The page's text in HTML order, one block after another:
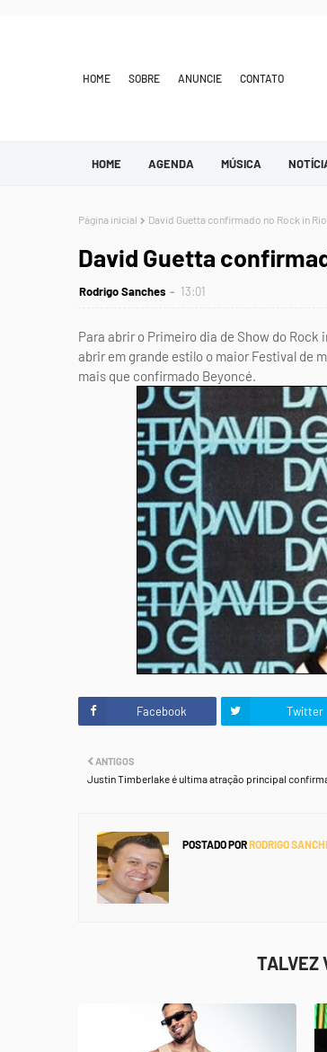
HOME SOBRE ANUNCIE CONTATO
HOME AGENDA MÚSICA
Página inicial David Guetta confirmado no Rock in Rio
David Guetta
Rodrigo Sanches 13:01
Para abrir o Primeiro dia de Show do Rock
abrir em grande estilo o maior Festival de
mais que confirmado Beyoncé.
Facebook Twitter
ANTIGOS
Justin Timberlake é ultima atração principal
POSTADO PORRODRIGO
TALVEZ